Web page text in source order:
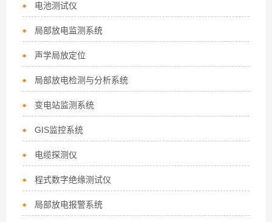
电池测试仪
局部放电监测系统
声学局放定位
局部放电检测与分析系统
变电站监测系统
GIS监控系统
电缆探测仪
程式数字绝缘测试仪
局部放电报警系统